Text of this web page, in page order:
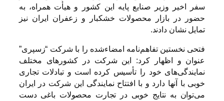
سفر اخیر وزیر صنایع پایه این کشور و هیأت همراه، به
حضور در بازار محصولات خشکبار و زعفران ایران نیز
تمایل نشان دادند.
فتحی نخستین تفاهم‌نامه امضاءشده را با شرکت “زسپری”
عنوان و اظهار کرد: این شرکت در کشورهای مختلف
نمایندگی‌های خود را تأسیس کرده است و تبادلات تجاری
خوبی با آنها دارد و با افتتاح نمایندگی این شرکت در ایران
می‌توان به نتایج خوبی در تجارت محصولات باغی دست